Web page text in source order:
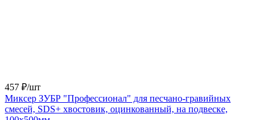
457 ₽/шт
Миксер ЗУБР "Профессионал" для песчано-гравийных
смесей, SDS+ хвостовик, оцинкованный, на подвеске,